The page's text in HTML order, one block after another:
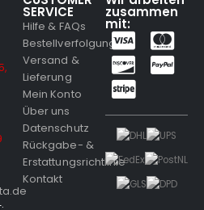
CUSTOMER
SERVICE
Hilfe & FAQs
Bestellverfolgung
Versand &
Lieferung
Mein Konto
Über uns
Datenschutz
Rückgabe- &
Erstattungsrichtlinie
Kontakt
Wir arbeiten
zusammen
mit: